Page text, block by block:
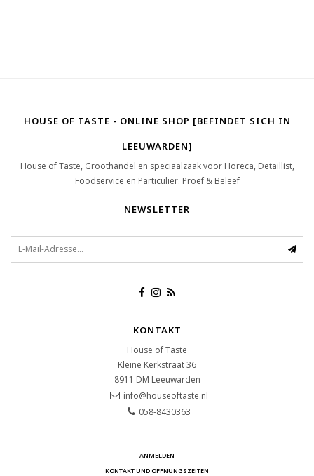
HOUSE OF TASTE - ONLINE SHOP [BEFINDET SICH IN
LEEUWARDEN]
House of Taste, Groothandel en speciaalzaak voor Horeca, Detaillist,
Foodservice en Particulier. Proef & Beleef
NEWSLETTER
KONTAKT
House of Taste
Kleine Kerkstraat 36
8911 DM Leeuwarden
info@houseoftaste.nl
058-8430363
ANMELDEN
KONTAKT UND ÖFFNUNGSZEITEN